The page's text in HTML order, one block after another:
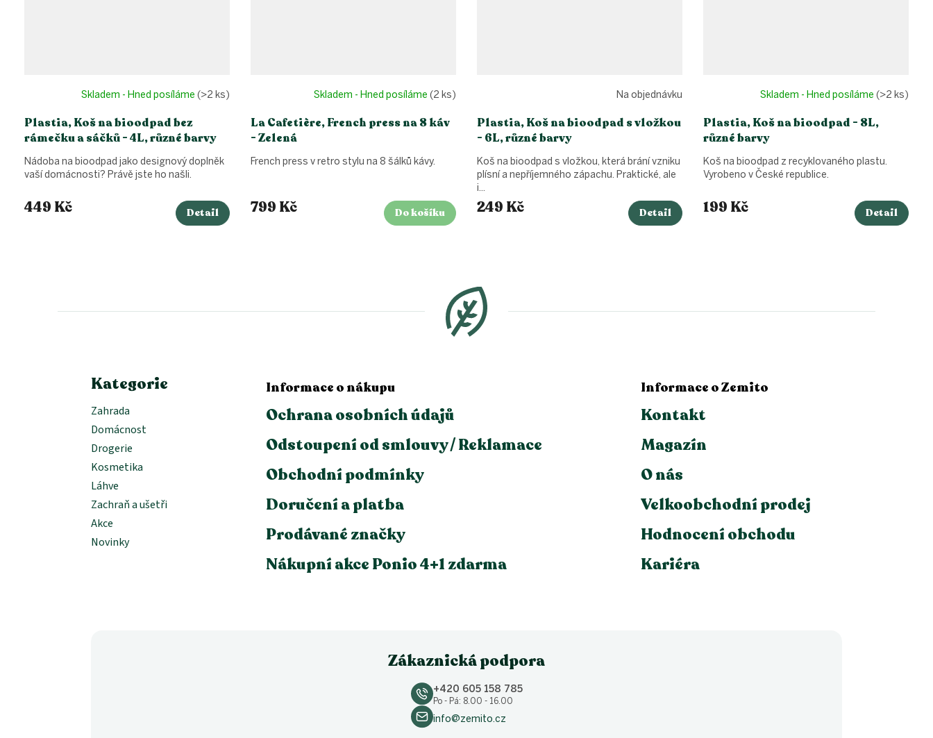
Plastia, Koš na bioodpad bez
rámečku a sáčků - 4L, různé barvy
Skladem - Hned posíláme (>2 ks)
449 Kč Detail
Nádoba na bioodpad jako designový doplněk
vaší domácnosti? Právě jste ho našli.
La Cafetière, French press na 8 káv
- Zelená
Skladem - Hned posíláme (2 ks)
799 Kč Do košíku
French press v retro stylu na 8 šálků kávy.
Plastia, Koš na bioodpad s vložkou
- 6L, různé barvy
Na objednávku
249 Kč Detail
Koš na bioodpad s vložkou, která brání vzniku
plísní a nepříjemného zápachu. Praktické, ale
i...
Plastia, Koš na bioodpad - 8L,
různé barvy
Skladem - Hned posíláme (>2 ks)
199 Kč Detail
Koš na bioodpad z recyklovaného plastu.
Vyrobeno v České republice.
Kategorie
Zahrada
Domácnost
Drogerie
Kosmetika
Láhve
Zachraň a ušetři
Akce
Novinky
Informace o nákupu
Ochrana osobních údajů
Odstoupení od smlouvy / Reklamace
Obchodní podmínky
Doručení a platba
Prodávané značky
Nákupní akce Ponio 4+1 zdarma
Informace o Zemito
Kontakt
Magazín
O nás
Velkoobchodní prodej
Hodnocení obchodu
Kariéra
Zákaznická podpora
+420 605 158 785
Po - Pá: 8.00 - 16.00
info@zemito.cz